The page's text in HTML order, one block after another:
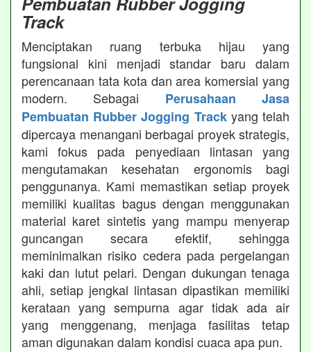
Track
Menciptakan ruang terbuka hijau yang
fungsional kini menjadi standar baru dalam
perencanaan tata kota dan area komersial yang
modern. Sebagai Perusahaan Jasa
Pembuatan Rubber Jogging Trackyang telah
dipercaya menangani berbagai proyek strategis,
kami fokus pada penyediaan lintasan yang
mengutamakan kesehatan ergonomis bagi
penggunanya. Kami memastikan setiap proyek
memiliki kualitas bagus dengan menggunakan
material karet sintetis yang mampu menyerap
guncangan secara efektif, sehingga
meminimalkan risiko cedera pada pergelangan
kaki dan lutut pelari. Dengan dukungan tenaga
ahli, setiap jengkal lintasan dipastikan memiliki
kerataan yang sempurna agar tidak ada air
yang menggenang, menjaga fasilitas tetap
aman digunakan dalam kondisi cuaca apa pun.